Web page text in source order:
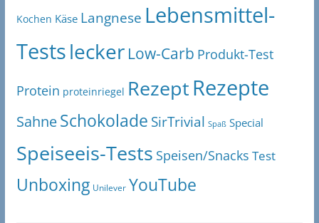
Kochen Käse Langnese Lebensmittel-
Testslecker Low-Carb Produkt-Test
Protein proteinriegel RezeptRezepte
SahneSchokolade SirTrivial Spaß Special
Speiseeis-Tests Speisen/Snacks Test
Unboxing Unilever YouTube